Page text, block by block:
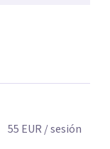
55 EUR / sesión